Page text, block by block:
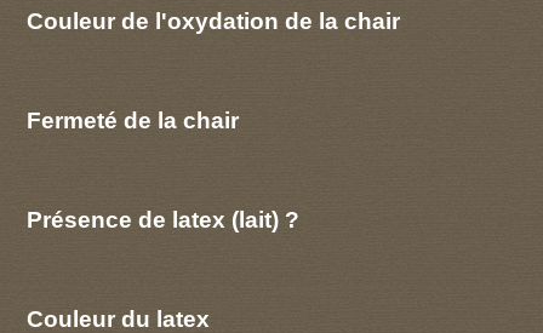
Couleur de l'oxydation de la chair
Fermeté de la chair
Présence de latex (lait) ?
Couleur du latex